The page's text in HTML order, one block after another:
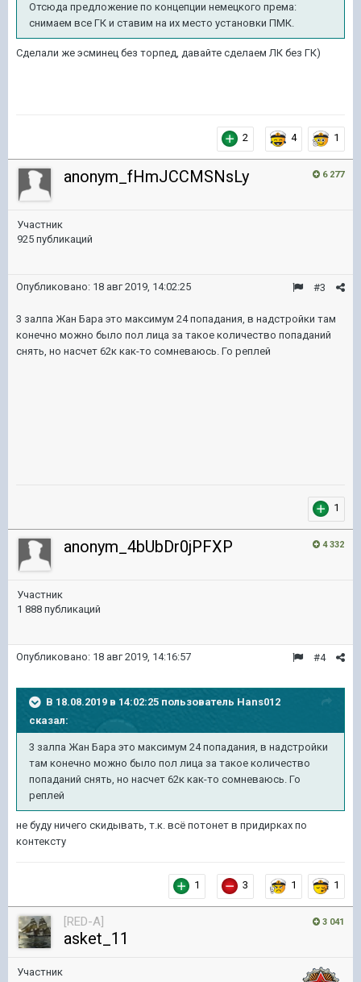
Отсюда предложение по концепции немецкого према:
снимаем все ГК и ставим на их место установки ПМК.
Сделали же эсминец без торпед, давайте сделаем ЛК без ГК)
2 4 1
6 277
anonym_fHmJCCMSNsLy
Участник
925 публикаций
#3
Опубликовано: 18 авг 2019, 14:02:25
3 залпа Жан Бара это максимум 24 попадания, в надстройки там
конечно можно было пол лица за такое количество попаданий
снять, но насчет 62к как-то сомневаюсь. Го реплей
1
4 332
anonym_4bUbDr0jPFXP
Участник
1 888 публикаций
#4
Опубликовано: 18 авг 2019, 14:16:57
В 18.08.2019 в 14:02:25 пользователь Hans012
сказал:
3 залпа Жан Бара это максимум 24 попадания, в надстройки
там конечно можно было пол лица за такое количество
попаданий снять, но насчет 62к как-то сомневаюсь. Го
реплей
не буду ничего скидывать, т.к. всё потонет в придирках по
контексту
1 3 1 1
3 041
[RED-A]
asket_11
Участник